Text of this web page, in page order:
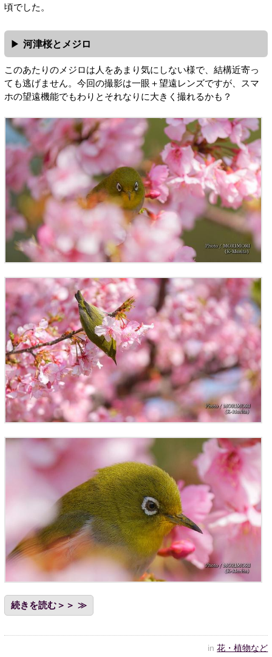
頃でした。
河津桜とメジロ
このあたりのメジロは人をあまり気にしない様で、結構近寄っ
ても逃げません。今回の撮影は一眼＋望遠レンズですが、スマ
ホの望遠機能でもわりとそれなりに大きく撮れるかも？
続きを読む＞＞
in花・植物など